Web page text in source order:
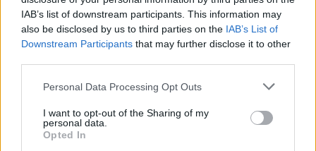
IAB’s list of downstream participants. This information may
also be disclosed by us to third parties on the IAB’s List of
Downstream Participants that may further disclose it to other
Please note that this website/app uses one or more Google
not limited to your visit or usage behaviour. You may click to
grant or deny consent to Google and its third-party tags to
use your data for below specified purposes in below Google
Personal Data Processing Opt Outs
I want to opt-out of the Sharing of my
personal data.
Opted In
és Nyikolaj Gennadijevics Baszov szovjet fizikusnak a lézer és
mézer megalkotásához vezető kvantum-elektrodinamikai
kutatásért Nobel-díjat kaptak.
Gérard Albert Mourou 1944 június 22-én született Nobel-díjas
francia tudós. Tudományos munkásságát az elektrotechnika